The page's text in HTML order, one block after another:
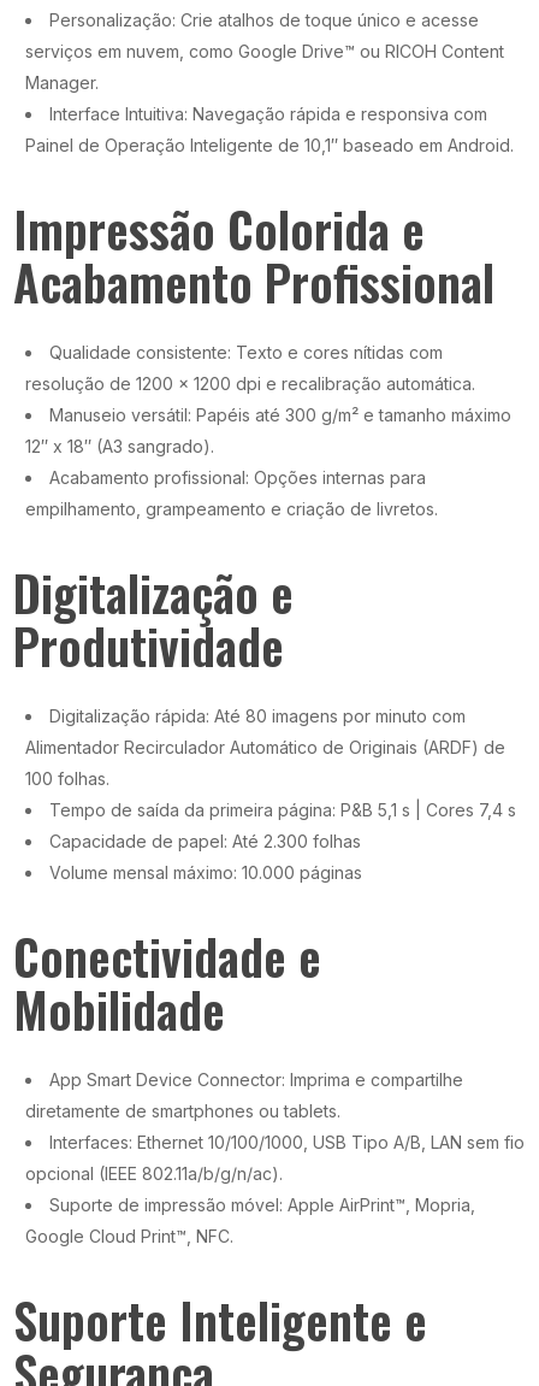
Personalização: Crie atalhos de toque único e acesse
serviços em nuvem, como Google Drive™ ou RICOH Content
Manager.
Interface Intuitiva: Navegação rápida e responsiva com
Painel de Operação Inteligente de 10,1″ baseado em Android.
Impressão Colorida e
Acabamento Profissional
Qualidade consistente: Texto e cores nítidas com
resolução de 1200 x 1200 dpi e recalibração automática.
Manuseio versátil: Papéis até 300 g/m² e tamanho máximo
12″ x 18″ (A3 sangrado).
Acabamento profissional: Opções internas para
empilhamento, grampeamento e criação de livretos.
Digitalização e
Produtividade
Digitalização rápida: Até 80 imagens por minuto com
Alimentador Recirculador Automático de Originais (ARDF) de
100 folhas.
Tempo de saída da primeira página: P&B 5,1 s | Cores 7,4 s
Capacidade de papel: Até 2.300 folhas
Volume mensal máximo: 10.000 páginas
Conectividade e
Mobilidade
App Smart Device Connector: Imprima e compartilhe
diretamente de smartphones ou tablets.
Interfaces: Ethernet 10/100/1000, USB Tipo A/B, LAN sem fio
opcional (IEEE 802.11a/b/g/n/ac).
Suporte de impressão móvel: Apple AirPrint™, Mopria,
Google Cloud Print™, NFC.
Suporte Inteligente e